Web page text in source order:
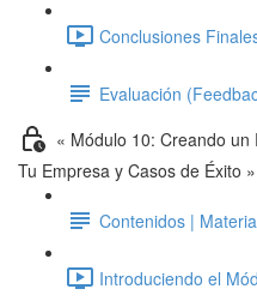
Conclusiones
Evaluación
« Módulo 10: Creando
Tu Empresa y Casos de Éxito »
Contenidos |
Introduciendo el